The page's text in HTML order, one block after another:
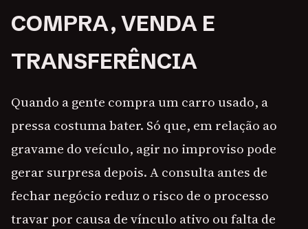
COMPRA, VENDA E
TRANSFERÊNCIA
Quando a gente compra um carro usado, a
pressa costuma bater. Só que, em relação ao
gravame do veículo, agir no improviso pode
gerar surpresa depois. A consulta antes de
fechar negócio reduz o risco de o processo
travar por causa de vínculo ativo ou falta de